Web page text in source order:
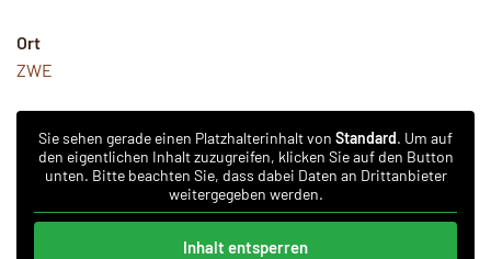
Ort
ZWE
Sie sehen gerade einen Platzhalterinhalt von Standard. Um auf
den eigentlichen Inhalt zuzugreifen, klicken Sie auf den Button
unten. Bitte beachten Sie, dass dabei Daten an Drittanbieter
weitergegeben werden.
Inhalt entsperren